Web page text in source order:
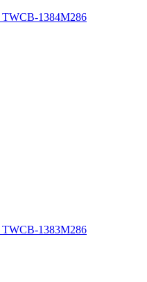
TWCB-1384M286
TWCB-1383M286